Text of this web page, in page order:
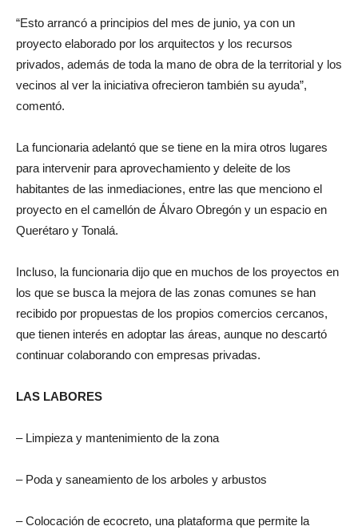
“Esto arrancó a principios del mes de junio, ya con un
proyecto elaborado por los arquitectos y los recursos
privados, además de toda la mano de obra de la territorial y los
vecinos al ver la iniciativa ofrecieron también su ayuda”,
comentó.
La funcionaria adelantó que se tiene en la mira otros lugares
para intervenir para aprovechamiento y deleite de los
habitantes de las inmediaciones, entre las que menciono el
proyecto en el camellón de Álvaro Obregón y un espacio en
Querétaro y Tonalá.
Incluso, la funcionaria dijo que en muchos de los proyectos en
los que se busca la mejora de las zonas comunes se han
recibido por propuestas de los propios comercios cercanos,
que tienen interés en adoptar las áreas, aunque no descartó
continuar colaborando con empresas privadas.
LAS LABORES
– Limpieza y mantenimiento de la zona
– Poda y saneamiento de los arboles y arbustos
– Colocación de ecocreto, una plataforma que permite la